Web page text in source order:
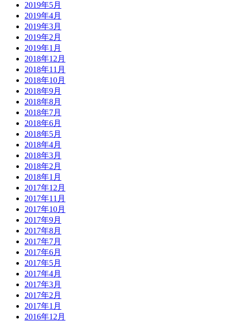
2019年5月
2019年4月
2019年3月
2019年2月
2019年1月
2018年12月
2018年11月
2018年10月
2018年9月
2018年8月
2018年7月
2018年6月
2018年5月
2018年4月
2018年3月
2018年2月
2018年1月
2017年12月
2017年11月
2017年10月
2017年9月
2017年8月
2017年7月
2017年6月
2017年5月
2017年4月
2017年3月
2017年2月
2017年1月
2016年12月